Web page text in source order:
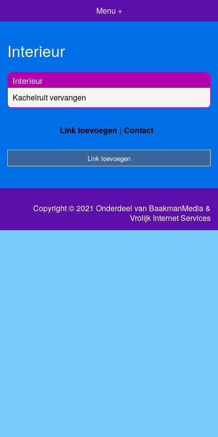
Menu +
Interieur
Interieur
Kachelruit vervangen
Link toevoegen Contact
Link toevoegen
Copyright © 2021 Onderdeel van BaakmanMedia&
Vrolijk Internet Services